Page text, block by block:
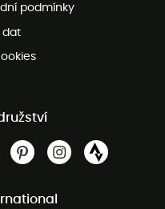
podmínky
dat